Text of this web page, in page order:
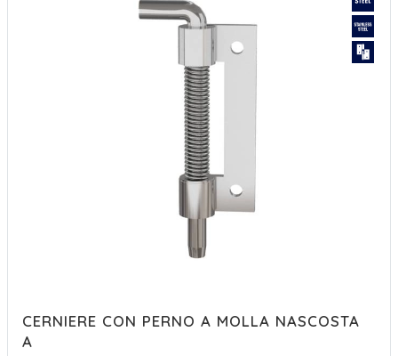
CERNIERE CON PERNO A MOLLA NASCOSTA
A